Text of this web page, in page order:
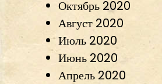
Октябрь 2020
Август 2020
Июль 2020
Июнь 2020
Апрель 2020